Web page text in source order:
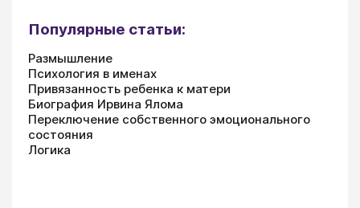
Популярные статьи:
Размышление
Психология в именах
Привязанность ребенка к матери
Биография Ирвина Ялома
Переключение собственного эмоционального
состояния
Логика